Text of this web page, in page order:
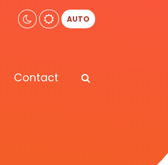
AUTO
Contact